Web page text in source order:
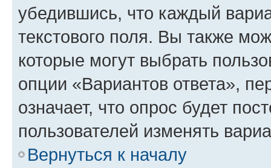
убедившись, что каждый
текстового поля. Вы также
которые могут выбрать
опции «Вариантов ответа»,
означает, что опрос будет
пользователей изменять
Вернуться к началу